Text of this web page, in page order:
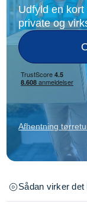
Udfyld en
private og
Afhentning
Sådan virker det